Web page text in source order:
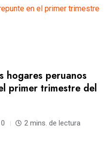
en el primer trimestre
hogares peruanos
primer trimestre del
0 2 mins. de lectura